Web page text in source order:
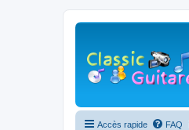
Accès rapide FAQ